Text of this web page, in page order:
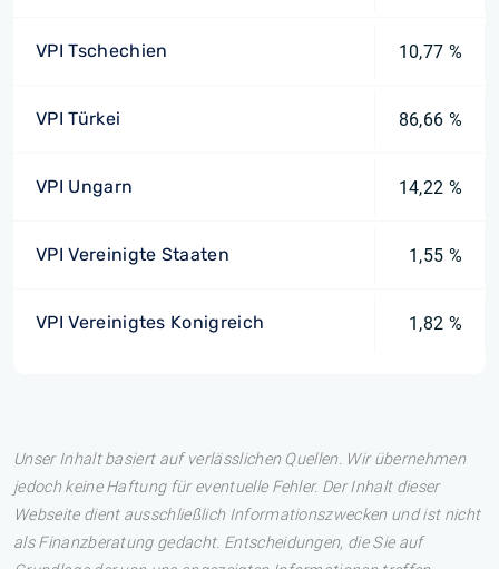
VPI Tschechien 10,77 %
VPI Türkei 86,66 %
VPI Ungarn 14,22 %
VPI Vereinigte Staaten 1,55 %
VPI Vereinigtes Konigreich 1,82 %
Unser Inhalt basiert auf verlässlichen Quellen. Wir übernehmen
jedoch keine Haftung für eventuelle Fehler. Der Inhalt dieser
Webseite dient ausschließlich Informationszwecken und ist nicht
als Finanzberatung gedacht. Entscheidungen, die Sie auf